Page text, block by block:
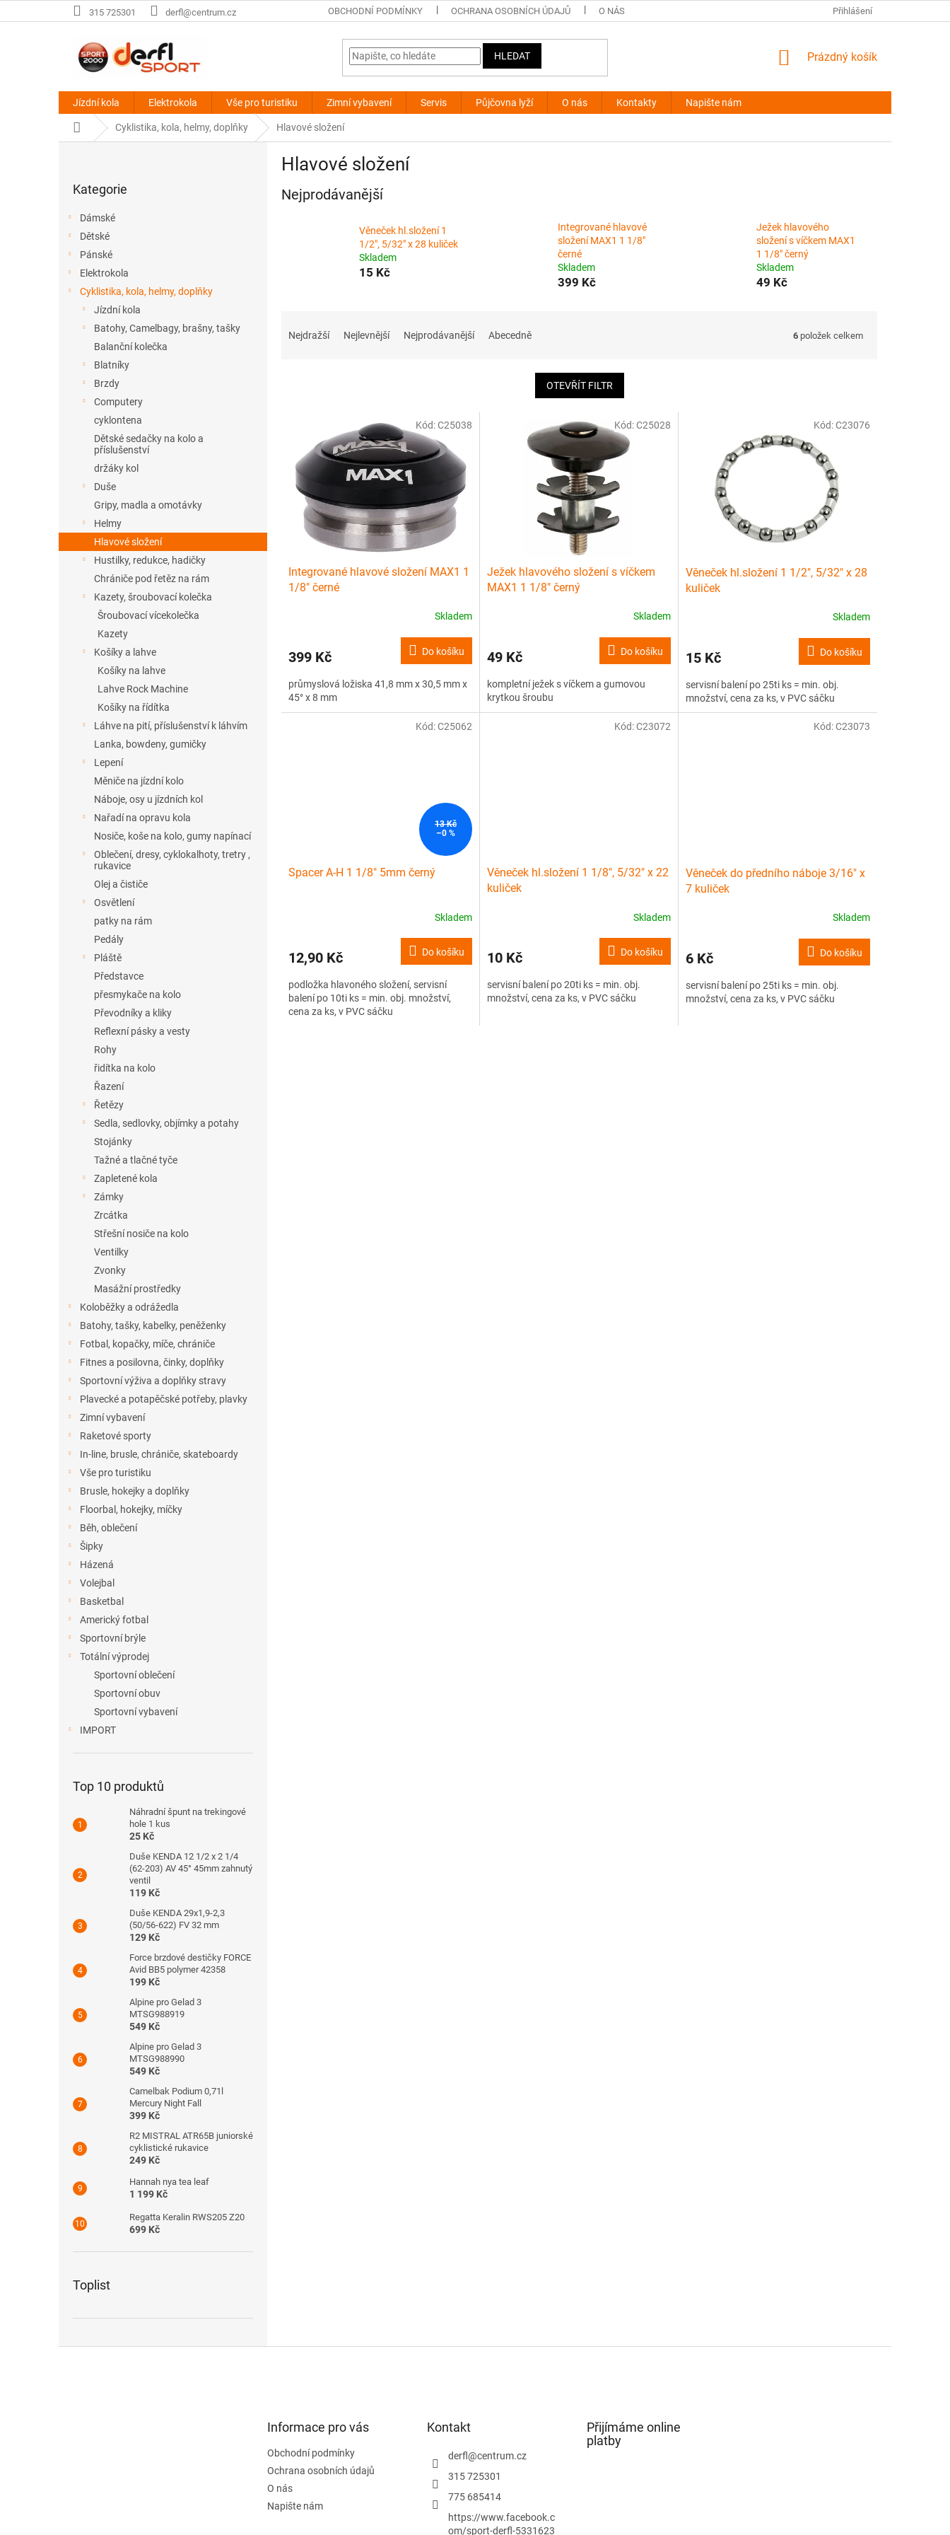
na
315 725301 derfl@centrum.cz OBCHODNÍ PODMÍNKY OCHRANA OSOBNÍCH ÚDAJŮ O NÁS Přihlášení
HLEDAT
NÁKUPNÍ
Prázdný košík
Jízdní kola Elektrokola Vše pro turistiku Zimní vybavení Servis Půjčovna lyží O nás Kontakty Napište nám
Domů Cyklistika, kola, helmy, doplňky Hlavové složení
kategorie
Kategorie
Dámské
Dětské
Pánské
Elektrokola
Cyklistika, kola, helmy, doplňky
Jízdní kola
Batohy, Camelbagy, brašny, tašky
Balanční kolečka
Blatníky
Brzdy
Computery
cyklontena
Dětské sedačky na kolo a
příslušenství
držáky kol
Duše
Gripy, madla a omotávky
Helmy
Hlavové složení
Hustilky, redukce, hadičky
Chrániče pod řetěz na rám
Kazety, šroubovací kolečka
Šroubovací vícekolečka
Kazety
Košíky a lahve
Košíky na lahve
Lahve Rock Machine
Košíky na řídítka
Láhve na pití, příslušenství k láhvím
Lanka, bowdeny, gumičky
Lepení
Měniče na jízdní kolo
Náboje, osy u jízdních kol
Nařadí na opravu kola
Nosiče, koše na kolo, gumy napínací
Oblečení, dresy, cyklokalhoty, tretry ,
rukavice
Olej a čističe
Osvětlení
patky na rám
Pedály
Pláště
Představce
přesmykače na kolo
Převodníky a kliky
Reflexní pásky a vesty
Rohy
řidítka na kolo
Řazení
Řetězy
Sedla, sedlovky, objímky a potahy
Stojánky
Tažné a tlačné tyče
Zapletené kola
Zámky
Zrcátka
Střešní nosiče na kolo
Ventilky
Zvonky
Masážní prostředky
Koloběžky a odrážedla
Batohy, tašky, kabelky, peněženky
Fotbal, kopačky, míče, chrániče
Fitnes a posilovna, činky, doplňky
Sportovní výživa a doplňky stravy
Plavecké a potapěčské potřeby, plavky
Zimní vybavení
Raketové sporty
In-line, brusle, chrániče, skateboardy
Vše pro turistiku
Brusle, hokejky a doplňky
Floorbal, hokejky, míčky
Běh, oblečení
Šipky
Házená
Volejbal
Basketbal
Americký fotbal
Sportovní brýle
Totální výprodej
Sportovní oblečení
Sportovní obuv
Sportovní vybavení
IMPORT
Top 10 produktů
Náhradní špunt na trekingové
hole 1 kus
25 Kč
Duše KENDA 12 1/2 x 2 1/4
(62-203) AV 45° 45mm zahnutý
ventil
119 Kč
Duše KENDA 29x1,9-2,3
(50/56-622) FV 32 mm
129 Kč
Force brzdové destičky FORCE
Avid BB5 polymer 42358
199 Kč
Alpine pro Gelad 3
MTSG988919
549 Kč
Alpine pro Gelad 3
MTSG988990
549 Kč
Camelbak Podium 0,71l
Mercury Night Fall
399 Kč
R2 MISTRAL ATR65B juniorské
cyklistické rukavice
249 Kč
Hannah nya tea leaf
1 199 Kč
Regatta Keralin RWS205 Z20
699 Kč
Toplist
Hlavové složení
Nejprodávanější
Věneček hl.složení 1
1/2", 5/32" x 28 kuliček
Skladem
15 Kč
Integrované hlavové
složení MAX1 1 1/8"
černé
Skladem
399 Kč
Ježek hlavového
složení s víčkem MAX1
1 1/8" černý
Skladem
49 Kč
Nejdražší Nejlevnější Nejprodávanější Abecedně 6 položek celkem
OTEVŘÍT FILTR
Integrované hlavové složení MAX1 1
1/8" černé
Skladem
399 Kč Do košíku
průmyslová ložiska 41,8 mm x 30,5 mm x
45° x 8 mm
Kód:C25038
Ježek hlavového složení s víčkem
MAX1 1 1/8" černý
Skladem
49 Kč Do košíku
kompletní ježek s víčkem a gumovou
krytkou šroubu
Kód:C25028
Věneček hl.složení 1 1/2", 5/32" x 28
kuliček
Skladem
15 Kč Do košíku
servisní balení po 25ti ks = min. obj.
množství, cena za ks, v PVC sáčku
Kód:C23076
13 Kč
–0 %
Spacer A-H 1 1/8" 5mm černý
Skladem
12,90 Kč Do košíku
podložka hlavoného složení, servisní
balení po 10ti ks = min. obj. množství,
cena za ks, v PVC sáčku
Kód:C25062
Věneček hl.složení 1 1/8", 5/32" x 22
kuliček
Skladem
10 Kč Do košíku
servisní balení po 20ti ks = min. obj.
množství, cena za ks, v PVC sáčku
Kód:C23072
Věneček do předního náboje 3/16" x
7 kuliček
Skladem
6 Kč Do košíku
servisní balení po 25ti ks = min. obj.
množství, cena za ks, v PVC sáčku
Kód:C23073
Informace pro vás
Obchodní podmínky
Ochrana osobních údajů
O nás
Napište nám
Kontakt
derfl@centrum.cz
315 725301
775 685414
https://www.facebook.c
om/sport-derfl-5331623
Přijímáme online
platby